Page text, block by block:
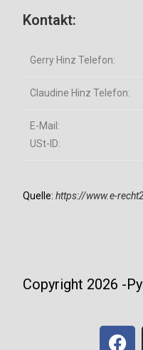
Kontakt:
Gerry Hinz Telefon:
Claudine Hinz Telefon:
E-Mail:
USt-ID:
Quelle:https://www.e-
Copyright 2026 -